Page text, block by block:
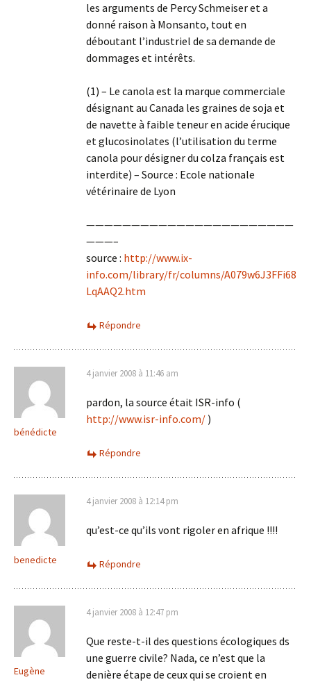
les arguments de Percy Schmeiser et a
donné raison à Monsanto, tout en
déboutant l’industriel de sa demande de
dommages et intérêts.
(1) – Le canola est la marque commerciale
désignant au Canada les graines de soja et
de navette à faible teneur en acide érucique
et glucosinolates (l’utilisation du terme
canola pour désigner du colza français est
interdite) – Source : Ecole nationale
vétérinaire de Lyon
———————————————————————
———–
source : http://www.ix-
info.com/library/fr/columns/A079w6J3FFi68
LqAAQ2.htm
Répondre
bénédicte
4 janvier 2008 à 11:46 am
pardon, la source était ISR-info (
http://www.isr-info.com/ )
Répondre
benedicte
4 janvier 2008 à 12:14 pm
qu’est-ce qu’ils vont rigoler en afrique !!!!
Répondre
Eugène
4 janvier 2008 à 12:47 pm
Que reste-t-il des questions écologiques ds
une guerre civile? Nada, ce n’est que la
denière étape de ceux qui se croient en